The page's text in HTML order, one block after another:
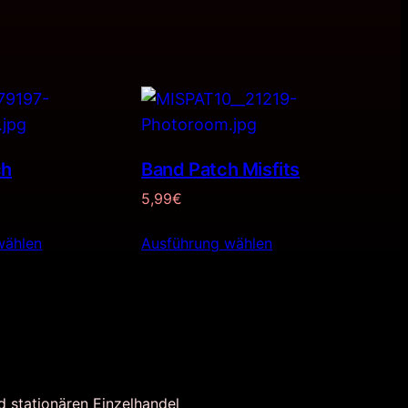
Band Patch Misfits
5,99€
Ausführung wählen
stationären Einzelhandel